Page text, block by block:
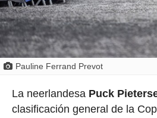
Pauline Ferrand Prevot
La neerlandesa Puck
clasificación general de la